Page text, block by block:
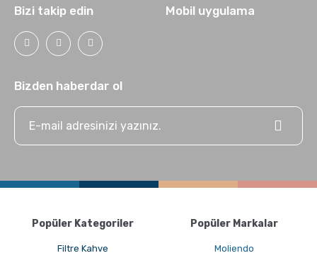
Moliendo Pratik Kahve Nasıl Hazırlanır ?
Türk Kahvesi Püf Noktaları
Bizi takip edin
Bizden haberdar ol
Mobil uygulama
Popüler Kategoriler
Filtre Kahve
Popüler Markalar
Moliendo